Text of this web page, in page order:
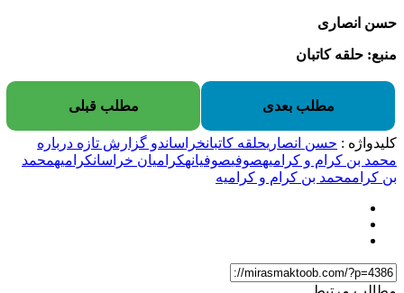
حسن انصاری
منبع: حلقه کاتبان
مطلب قبلی مطلب بعدی
کلیدواژه : حسن انصاریحلقه کاتبانخراساندو گزارش تازه درباره
محمد بن کرام و کراميهصوفیصوفیانهکراميان خراسانکراميهمحمد
بن کراممحمد بن کرام و کراميه